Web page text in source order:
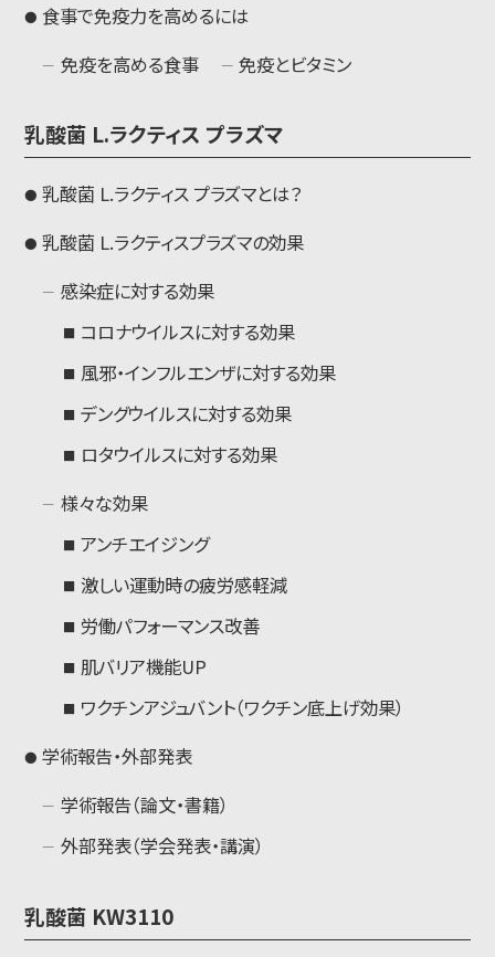
食事で免疫力を高めるには
免疫を高める食事
免疫とビタミン
乳酸菌 L.ラクティス プラズマ
乳酸菌 L.ラクティス プラズマとは？
乳酸菌 L.ラクティスプラズマの効果
感染症に対する効果
コロナウイルスに対する効果
風邪・インフルエンザに対する効果
デングウイルスに対する効果
ロタウイルスに対する効果
様々な効果
アンチエイジング
激しい運動時の疲労感軽減
労働パフォーマンス改善
肌バリア機能UP
ワクチンアジュバント（ワクチン底上げ効果）
学術報告・外部発表
学術報告（論文・書籍）
外部発表（学会発表・講演）
乳酸菌 KW3110